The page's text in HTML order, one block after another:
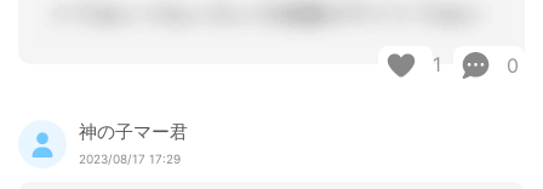
1 0
神の子マー君
2023/08/17 17:29